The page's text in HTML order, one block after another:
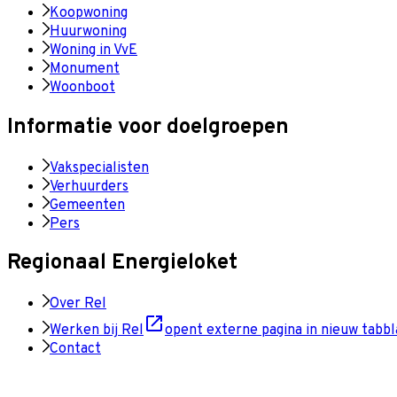
Koopwoning
Huurwoning
Woning in VvE
Monument
Woonboot
Informatie voor doelgroepen
Vakspecialisten
Verhuurders
Gemeenten
Pers
Regionaal Energieloket
Over Rel
Werken bij Rel
opent externe pagina in nieuw
Contact